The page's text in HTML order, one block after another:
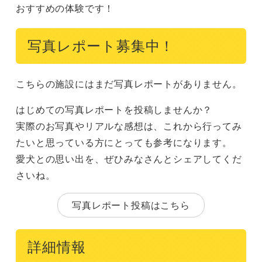
おすすめの体験です！
写真レポート募集中！
こちらの施設にはまだ写真レポートがありません。
はじめての写真レポートを投稿しませんか？
実際のお写真やリアルな感想は、これから行ってみ
たいと思っている方にとっても参考になります。
愛犬との思い出を、ぜひみなさんとシェアしてくだ
さいね。
写真レポート投稿はこちら
詳細情報